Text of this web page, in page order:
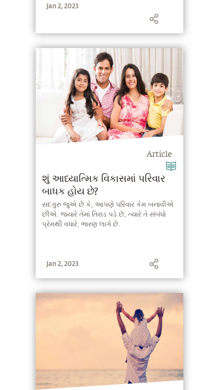
bring harmony within yourself and
Jan 2, 2023
Article
શું આધ્યાત્મિક વિકાસમાં પરિવાર
બાધક હોય છે?
સદગુરુ જુએ છે કે, આપણે પરિવાર કેમ બનાવીએ
છીએ. જ્યારે તેમાં તિરાડ પડે છે, ત્યારે તે સંબંધો
પ્રેમથી વધારે; ભારણ લાગે છે.
Jan 2, 2023